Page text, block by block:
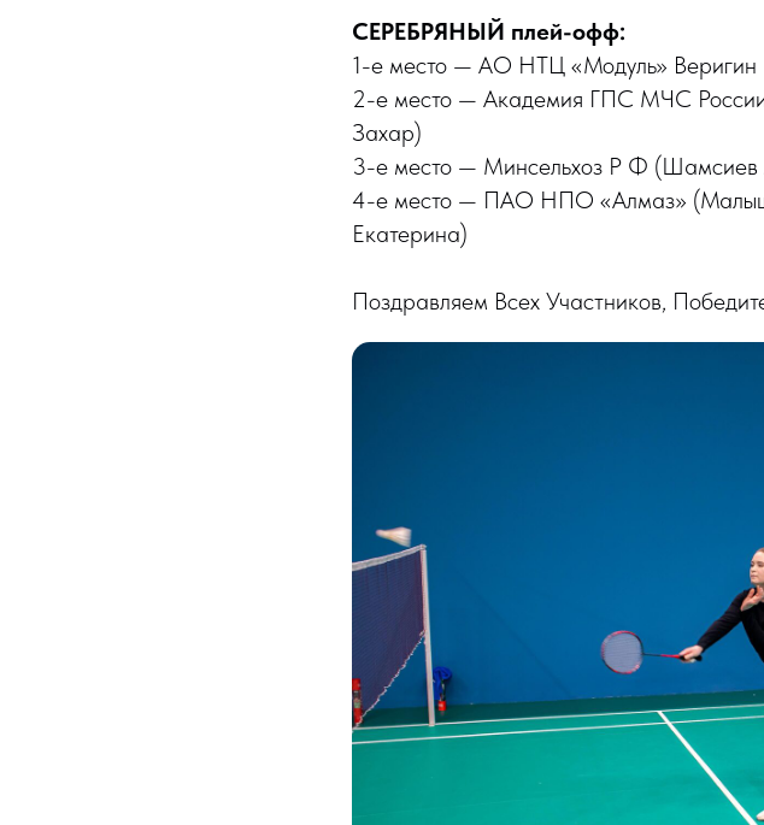
СЕРЕБРЯНЫЙ плей-офф:
1-е место — АО НТЦ «Модуль»
2-е место — Академия ГПС МЧС
Захар)
3-е место — Минсельхоз Р Ф (Шамсиев
4-е место — ПАО НПО «Алмаз»
Екатерина)
Поздравляем Всех Участников,